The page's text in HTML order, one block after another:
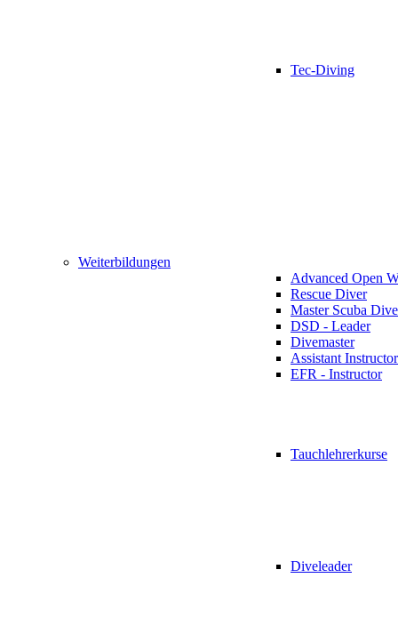
Tec-Diving
Weiterbildungen
Advanced Open
Rescue Diver
Master Scuba
DSD - Leader
Divemaster
Assistant Instructor
EFR - Instructor
Tauchlehrerkurse
Diveleader